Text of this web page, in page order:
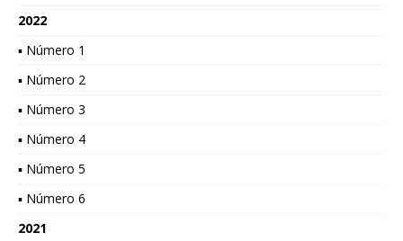
2022
▪ Número 1
▪ Número 2
▪ Número 3
▪ Número 4
▪ Número 5
▪ Número 6
2021